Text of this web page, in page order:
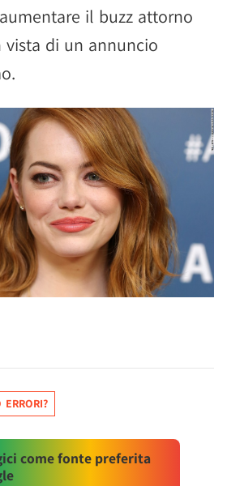
il buzz attorno
di un annuncio
ERRORI?
come fonte preferita